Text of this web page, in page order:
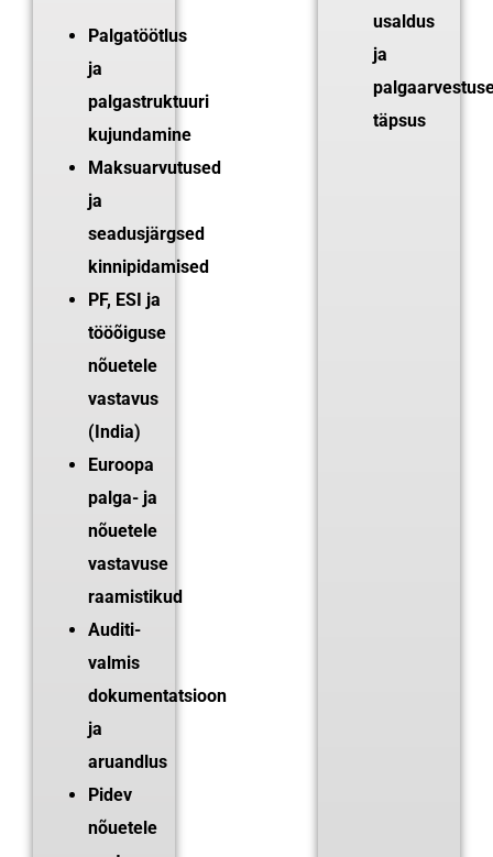
Palgatöötlus
ja
palgastruktuuri
kujundamine
Maksuarvutused
ja
seadusjärgsed
kinnipidamised
PF, ESI ja
tööõiguse
nõuetele
vastavus
(India)
Euroopa
palga- ja
nõuetele
vastavuse
raamistikud
Auditi-
valmis
dokumentatsioon
ja
aruandlus
Pidev
nõuetele
usaldus
ja
täpsus